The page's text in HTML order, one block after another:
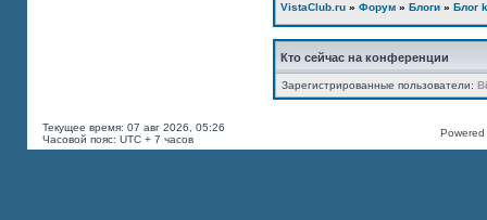
VistaClub.ru » Форум » Блоги » Блог
Кто сейчас на конференции
Зарегистрированные пользователи:
Текущее время: 07 авг 2026, 05:26
Часовой пояс: UTC + 7 часов